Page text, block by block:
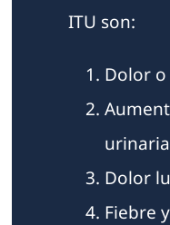
ITU son:
Dolor
urinaria
Dolor
Fiebre